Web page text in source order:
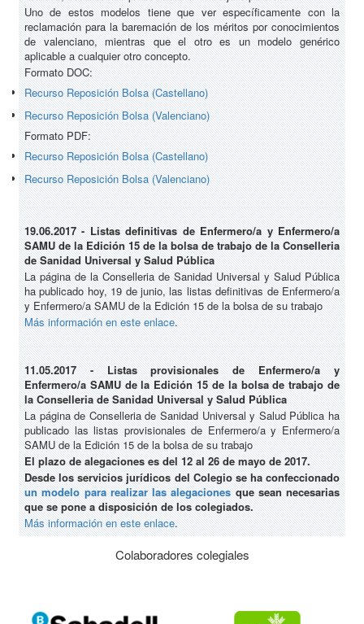
Uno de estos modelos tiene que ver específicamente con la
reclamación para la baremación de los méritos por conocimientos
de valenciano, mientras que el otro es un modelo genérico
aplicable a cualquier otro concepto.
Formato DOC:
Recurso Reposición Bolsa (Castellano)
Recurso Reposición Bolsa (Valenciano)
Formato PDF:
Recurso Reposición Bolsa (Castellano)
Recurso Reposición Bolsa (Valenciano)
19.06.2017 - Listas definitivas de Enfermero/a y Enfermero/a
SAMU de la Edición 15 de la bolsa de trabajo de la Conselleria
de Sanidad Universal y Salud Pública
La página de la Conselleria de Sanidad Universal y Salud Pública
ha publicado hoy, 19 de junio, las listas definitivas de Enfermero/a
y Enfermero/a SAMU de la Edición 15 de la bolsa de su trabajo
Más información en este enlace.
11.05.2017 - Listas provisionales de Enfermero/a y
Enfermero/a SAMU de la Edición 15 de la bolsa de trabajo de
la Conselleria de Sanidad Universal y Salud Pública
La página de Conselleria de Sanidad Universal y Salud Pública ha
publicado las listas provisionales de Enfermero/a y Enfermero/a
SAMU de la Edición 15 de la bolsa de su trabajo
El plazo de alegaciones es del 12 al 26 de mayo de 2017.
Desde los servicios jurídicos del Colegio se ha confeccionado
un modelo para realizar las alegaciones que sean necesarias
que se pone a disposición de los colegiados.
Más información en este enlace.
Colaboradores colegiales